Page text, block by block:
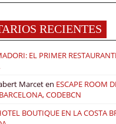
RECIENTES
EL PRIMER
Marceten ESCAPE ROOM
CODEBCN
BOUTIQUE EN LA COSTA